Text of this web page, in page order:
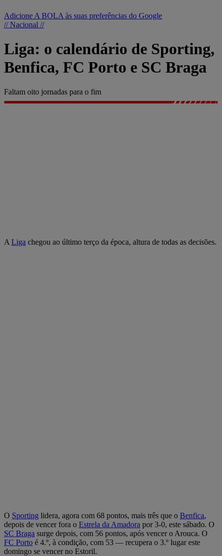
Adicione A BOLA às suas preferências do Google
// Nacional //
Liga: o calendário de Sporting,
Benfica, FC Porto e SC Braga
Faltam oito jornadas para o fim
A Liga chegou ao último terço da época, altura de todas as decisões.
O Sporting lidera, agora com 68 pontos, mais três que o Benfica,
depois de vencer fora o Estrela da Amadora por 3-0, este sábado. O
SC Braga surge depois, com 56 pontos, após vencer o Arouca. O
FC Porto é 4.º, à condição, com 53 — recupera o 3.º lugar este
domingo se vencer no Estoril.